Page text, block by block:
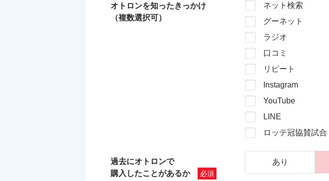
オトロンを知ったきっかけ
（複数選択可）
ネット検索
グーネット
ラジオ
口コミ
リピート
Instagram
YouTube
LINE
ロッテ冠協賛試合
過去にオトロンで
購入したことがあるか
あり